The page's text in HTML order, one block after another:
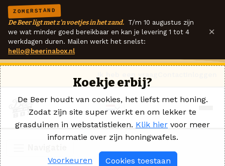
ZOMERSTAND
De Beer ligt met z'n voetjes in het zand. T/m 10 augustus zijn
we wat minder goed bereikbaar en kan je levering 1 tot 4
werkdagen duren. Mailen werkt het snelst:
hello@beerinabox.nl
×
Koekje erbij?
De Beer houdt van cookies, het liefst met honing.
Zodat zijn site super werkt en om lekker te
grasduinen in webstatistieken. Klik hier voor meer
informatie over zijn honingwafels.
Voorkeuren Cookies toestaan